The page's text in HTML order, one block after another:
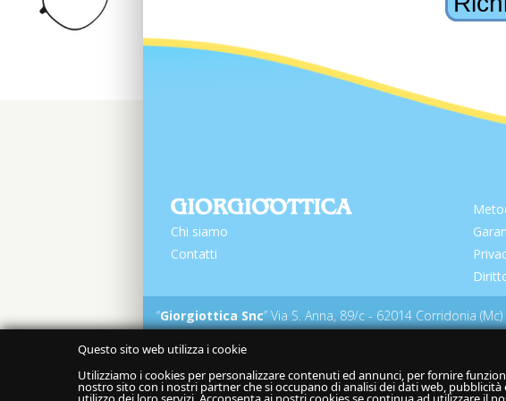
Chi siamo
Contatti
“Giorgiottica Snc” Via S. Anna, 89/c - 62014 Corridonia
Questo sito web utilizza i cookie
Utilizziamo i cookies per personalizzare contenuti ed annunci, per fornire
nostro sito con i nostri partner che si occupano di analisi dei dati web,